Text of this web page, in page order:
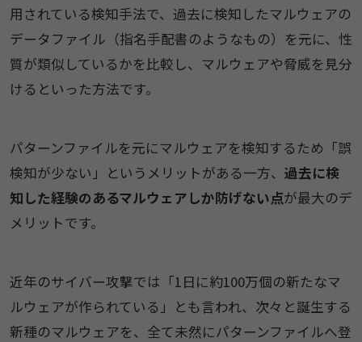
用されている検知手法で、過去に検知したマルウェアの
データファイル（指名手配書のようなもの）を元に、性
質が類似しているかを比較し、マルウェアや脅威を見分
けるといった方法です。
パターンファイルを元にマルウェアを検知するため「誤
検知が少ない」というメリットがある一方、 過去に検
知した経験のあるマルウェアしか防げない点が最大のデ
メリットです。
近年のサイバー攻撃では「1日に約100万個の新たなマ
ルウェアが作られている」とも言われ、次々と誕生する
新種のマルウェアを、全て未然にパターンファイルへ登